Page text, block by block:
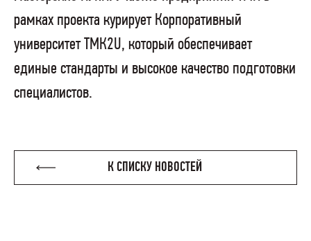
рамках проекта курирует Корпоративный
университет ТМК2U, который обеспечивает
единые стандарты и высокое качество подготовки
специалистов.
К СПИСКУ НОВОСТЕЙ